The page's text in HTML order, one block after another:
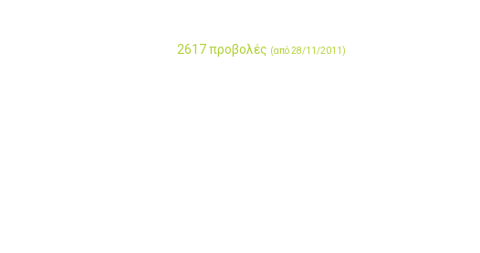
2617 προβολές (από 28/11/2011)